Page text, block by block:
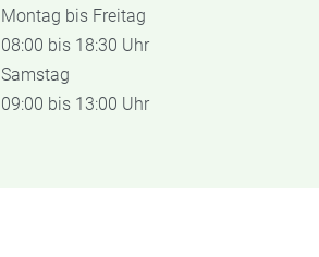
Montag bis Freitag
08:00 bis 18:30 Uhr
Samstag
09:00 bis 13:00 Uhr